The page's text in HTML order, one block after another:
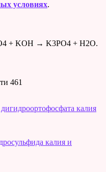
условиях.
+ KOH → K3PO4 + H2O.
461
калия
калия и